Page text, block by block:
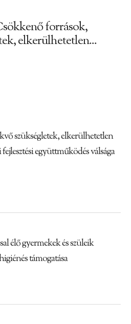
források,
elkerülhetetlen...
szükségletek, elkerülhetetlen
együttműködés válsága
élő gyermekek és szüleik
támogatása